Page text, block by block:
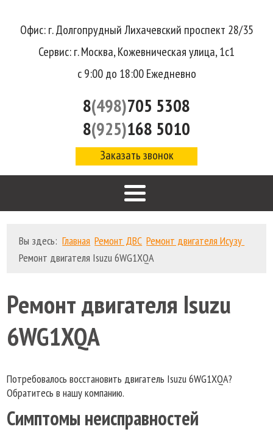
Офис: г. Долгопрудный Лихачевский проспект 28/35
Сервис: г. Москва, Кожевническая улица, 1с1
с 9:00 до 18:00 Ежедневно
8(498)705 5308
8(925)168 5010
Заказать звонок
Вы здесь:Главная Ремонт ДВС Ремонт двигателя Исузу
Ремонт двигателя Isuzu 6WG1XQA
Ремонт двигателя Isuzu
6WG1XQA
Потребовалось восстановить двигатель Isuzu 6WG1XQA?
Обратитесь в нашу компанию.
Симптомы неисправностей